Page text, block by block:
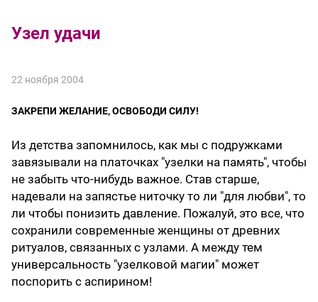
Узел удачи
22 ноября 2004
ЗАКРЕПИ ЖЕЛАНИЕ, ОСВОБОДИ СИЛУ!
Из детства запомнилось, как мы c подружками
завязывали на платочках "узелки на память", чтобы
не забыть что-нибудь важное. Став старше,
надевали на запястье ниточку то ли "для любви", то
ли чтобы понизить давление. Пожалуй, это все, что
сохранили современные женщины от древних
ритуалов, связанных с узлами. А между тем
универсальность "узелковой магии" может
поспорить с аспирином!